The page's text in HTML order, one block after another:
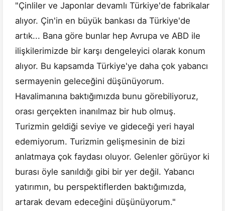
"Çinliler ve Japonlar devamlı Türkiye'de fabrikalar
alıyor. Çin'in en büyük bankası da Türkiye'de
artık... Bana göre bunlar hep Avrupa ve ABD ile
ilişkilerimizde bir karşı dengeleyici olarak konum
alıyor. Bu kapsamda Türkiye'ye daha çok yabancı
sermayenin geleceğini düşünüyorum.
Havalimanına baktığımızda bunu görebiliyoruz,
orası gerçekten inanılmaz bir hub olmuş.
Turizmin geldiği seviye ve gideceği yeri hayal
edemiyorum. Turizmin gelişmesinin de bizi
anlatmaya çok faydası oluyor. Gelenler görüyor ki
burası öyle sanıldığı gibi bir yer değil. Yabancı
yatırımın, bu perspektiflerden baktığımızda,
artarak devam edeceğini düşünüyorum."